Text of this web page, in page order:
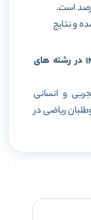
تاثیر سوابق تحصیل 40 درصد است.
و نتایج
تعداد دفترچه سوالات کنکور 1402 در رشته های
و انسانی
دفترچه و داوطلبان ریاضی در